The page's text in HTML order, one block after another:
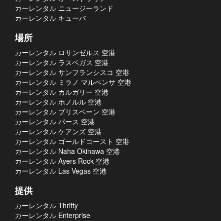
カーレンタル ニュージーランド
カーレンタル キューバ
場所
カーレンタル ロサンゼルス 空港
カーレンタル ラスベガス 空港
カーレンタル サンフランシスコ 空港
カーレンタル ミラノ マルペンサ 空港
カーレンタル カルガリー 空港
カーレンタル ホノルル 空港
カーレンタル ブリスベーン 空港
カーレンタル パース 空港
カーレンタル ケアンズ 空港
カーレンタル ゴールドコースト 空港
カーレンタル Naha Okinawa 空港
カーレンタル Ayers Rock 空港
カーレンタル Las Vegas 空港
提供
カーレンタル Thrifty
カーレンタル Enterprise